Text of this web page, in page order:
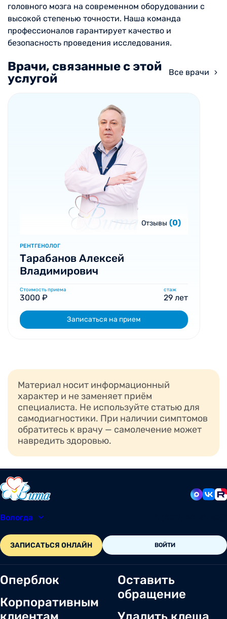
головного мозга на современном оборудовании с
высокой степенью точности. Наша команда
профессионалов гарантирует качество и
безопасность проведения исследования.
Врачи, связанные с этой
услугой
Все врачи
Отзывы (0)
РЕНТГЕНОЛОГ
Тарабанов Алексей
Владимирович
Стоимость приема
3000 ₽
стаж
29 лет
Записаться на прием
Материал носит информационный
характер и не заменяет приём
специалиста. Не используйте статью для
самодиагностики. При наличии симптомов
обратитесь к врачу — самолечение может
навредить здоровью.
Вологда
ЗАПИСАТЬСЯ ОНЛАЙН ВОЙТИ
Оперблок
Корпоративным
Оставить
обращение